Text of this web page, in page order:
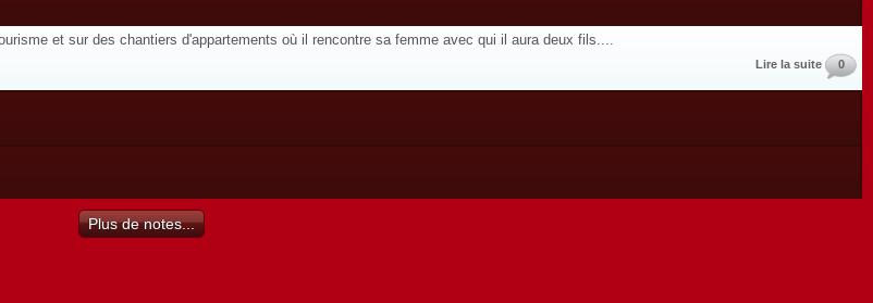
et sur des chantiers d'appartements où il rencontre sa femme avec qui il aura deux fils....
Lire la suite 0
Plus de notes...